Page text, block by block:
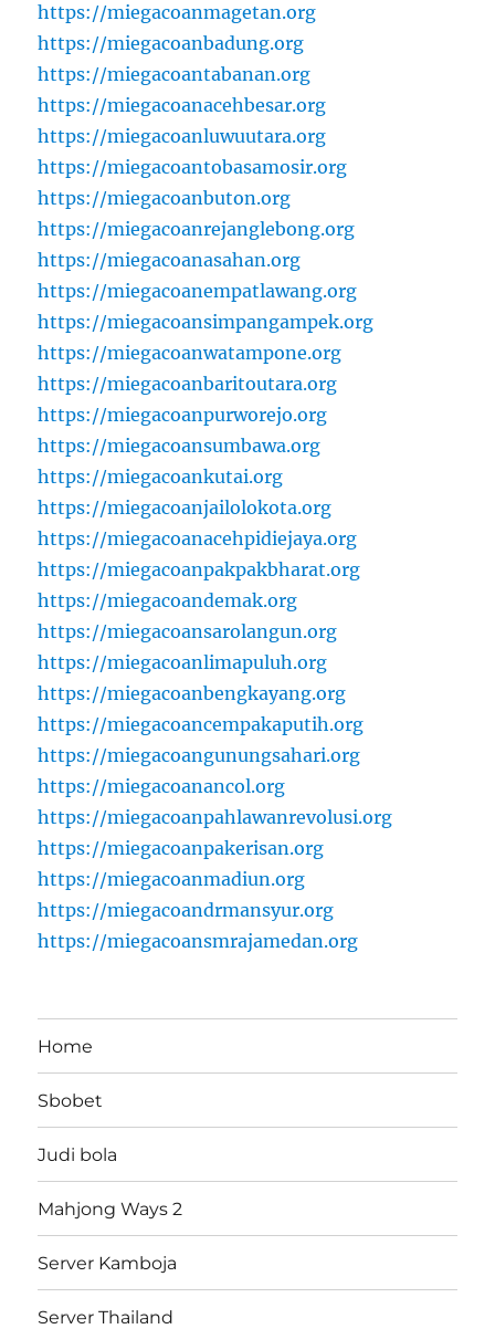
https://miegacoanmagetan.org
https://miegacoanbadung.org
https://miegacoantabanan.org
https://miegacoanacehbesar.org
https://miegacoanluwuutara.org
https://miegacoantobasamosir.org
https://miegacoanbuton.org
https://miegacoanrejanglebong.org
https://miegacoanasahan.org
https://miegacoanempatlawang.org
https://miegacoansimpangampek.org
https://miegacoanwatampone.org
https://miegacoanbaritoutara.org
https://miegacoanpurworejo.org
https://miegacoansumbawa.org
https://miegacoankutai.org
https://miegacoanjailolokota.org
https://miegacoanacehpidiejaya.org
https://miegacoanpakpakbharat.org
https://miegacoandemak.org
https://miegacoansarolangun.org
https://miegacoanlimapuluh.org
https://miegacoanbengkayang.org
https://miegacoancempakaputih.org
https://miegacoangunungsahari.org
https://miegacoanancol.org
https://miegacoanpahlawanrevolusi.org
https://miegacoanpakerisan.org
https://miegacoanmadiun.org
https://miegacoandrmansyur.org
https://miegacoansmrajamedan.org
Home
Sbobet
Judi bola
Mahjong Ways 2
Server Kamboja
Server Thailand